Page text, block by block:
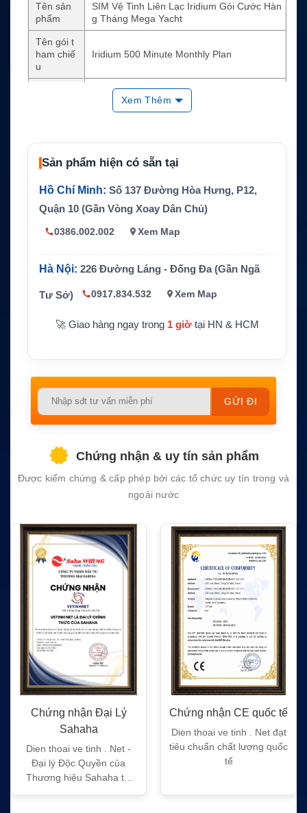
Tên sản
phẩm
SIM Vệ Tinh Liên Lạc Iridium Gói Cước Hàn
g Tháng Mega Yacht
Tên gói t
ham chiế
u
Iridium 500 Minute Monthly Plan
SIM dịch vụ vệ tinh Iridium
Dung lượ
500 phút hoặc 500 tin nhắn mỗi tháng
Chu kỳ th
anh toán
Hàng tháng
Thời hạn
12 tháng
Thiết bị t
h
Điện thoại vệ tinh Iridium và thiết bị hỗ trợ m
g chính
xa, dự phòng ngoài mạng di động
Xem Thêm
Sản phẩm hiện có sẵn tại
Hồ Chí Minh: Số 137 Đường Hòa Hưng, P12,
Quận 10 (Gần Vòng Xoay Dân Chủ)
0386.002.002 Xem Map
Hà Nội: 226 Đường Láng - Đống Đa (Gần Ngã
Tư Sở) 0917.834.532 Xem Map
🚀 Giao hàng ngay trong 1 giờtại HN & HCM
Please
empty.
Chứng nhận & uy tín sản phẩm
Được kiểm chứng & cấp phép bởi các tổ chức uy tín trong và
ngoài nước
nhận Đại Lý
ve tinh . Net -
Độc Quyền của
hiệu Sahaha tại
Chứng nhận CE quốc tế
Dien thoai ve tinh . Net đạt
tiêu chuẩn chất lượng quốc
Dien
tiêu